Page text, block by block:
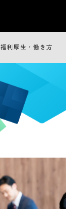
福利厚生・働き方